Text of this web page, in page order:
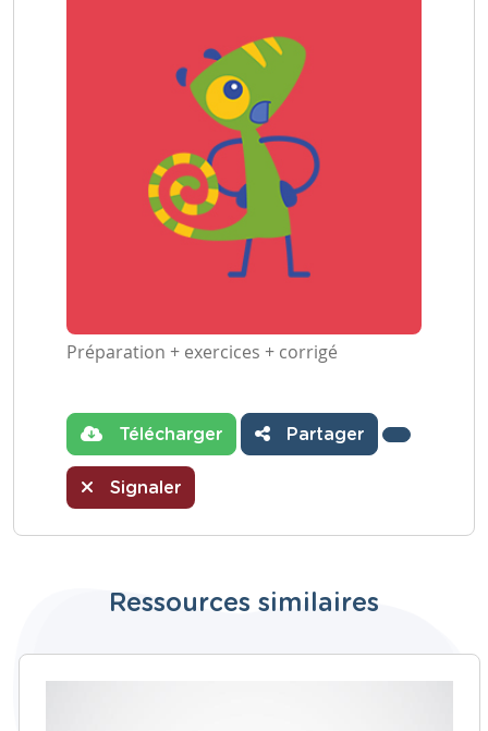
Préparation + exercices + corrigé
Télécharger Partager
Signaler
Ressources similaires